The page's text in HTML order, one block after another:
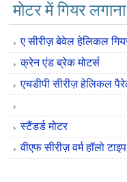
मोटर में गियर लगाना
ए सीरीज़ बेवेल हेलिकल
क्रेन एंड ब्रेक मोटर्स
एचडीपी सीरीज़ हेलिकल
स्टैंडर्ड मोटर
वीएफ सीरीज़ वर्म हॉलो